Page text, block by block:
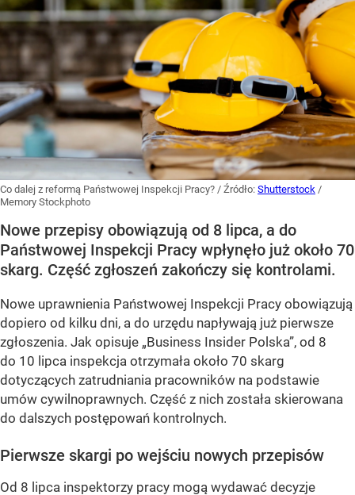
Co dalej z reformą Państwowej Inspekcji Pracy? / Źródło: Shutterstock /
Memory Stockphoto
Nowe przepisy obowiązują od 8 lipca, a do
Państwowej Inspekcji Pracy wpłynęło już około 70
skarg. Część zgłoszeń zakończy się kontrolami.
Nowe uprawnienia Państwowej Inspekcji Pracy obowiązują
dopiero od kilku dni, a do urzędu napływają już pierwsze
zgłoszenia. Jak opisuje „Business Insider Polska”, od 8
do 10 lipca inspekcja otrzymała około 70 skarg
dotyczących zatrudniania pracowników na podstawie
umów cywilnoprawnych. Część z nich została skierowana
do dalszych postępowań kontrolnych.
Pierwsze skargi po wejściu nowych przepisów
Od 8 lipca inspektorzy pracy mogą wydawać decyzje